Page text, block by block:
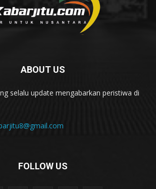
ABOUT US
selalu update mengabarkan peristiwa di
FOLLOW US